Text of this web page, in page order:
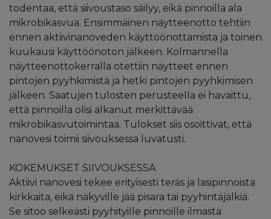
todentaa, että siivoustaso säilyy, eikä pinnoilla ala
mikrobikasvua. Ensimmäinen näytteenotto tehtiin
ennen aktiivinanoveden käyttöönottamista ja toinen
kuukausi käyttöönoton jälkeen. Kolmannella
näytteenottokerralla otettiin näytteet ennen
pintojen pyyhkimistä ja hetki pintojen pyyhkimisen
jälkeen. Saatujen tulosten perusteella ei havaittu,
että pinnoilla olisi alkanut merkittävää
mikrobikasvutoimintaa. Tulokset siis osoittivat, että
nanovesi toimii siivouksessa luvatusti.
KOKEMUKSET SIIVOUKSESSA
Aktiivi nanovesi tekee erityisesti teräs ja lasipinnoista
kirkkaita, eikä näkyville jää pisara tai pyyhintäjälkiä.
Se sitoo selkeästi pyyhityille pinnoille ilmasta